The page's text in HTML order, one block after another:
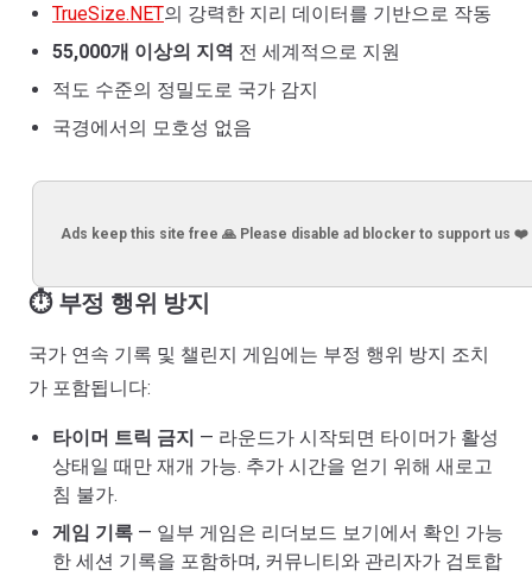
TrueSize.NET의 강력한 지리 데이터를 기반으로 작동
55,000개 이상의 지역 전 세계적으로 지원
적도 수준의 정밀도로 국가 감지
국경에서의 모호성 없음
Ads keep this site free 🙏 Please disable ad blocker to support us ❤️
⏱️ 부정 행위 방지
국가 연속 기록 및 챌린지 게임에는 부정 행위 방지 조치
가 포함됩니다:
타이머 트릭 금지 — 라운드가 시작되면 타이머가 활성
상태일 때만 재개 가능. 추가 시간을 얻기 위해 새로고
침 불가.
게임 기록 — 일부 게임은 리더보드 보기에서 확인 가능
한 세션 기록을 포함하며, 커뮤니티와 관리자가 검토합